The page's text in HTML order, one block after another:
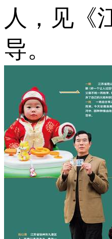
人，见《
导。